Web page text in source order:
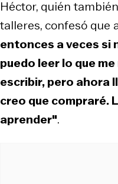
Héctor, quién
talleres, confesó que
entonces a veces si
puedo leer lo que
escribir, pero ahora
creo que compraré.
aprender".